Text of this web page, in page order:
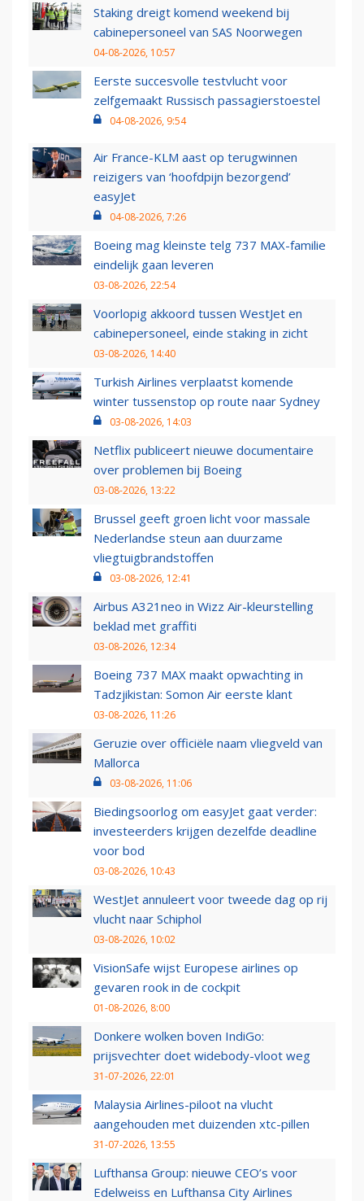
Staking dreigt komend weekend bij
cabinepersoneel van SAS Noorwegen
04-08-2026, 10:57
Eerste succesvolle testvlucht voor
zelfgemaakt Russisch passagierstoestel
04-08-2026, 9:54
Air France-KLM aast op terugwinnen
reizigers van ‘hoofdpijn bezorgend’
easyJet
04-08-2026, 7:26
Boeing mag kleinste telg 737 MAX-familie
eindelijk gaan leveren
03-08-2026, 22:54
Voorlopig akkoord tussen WestJet en
cabinepersoneel, einde staking in zicht
03-08-2026, 14:40
Turkish Airlines verplaatst komende
winter tussenstop op route naar Sydney
03-08-2026, 14:03
Netflix publiceert nieuwe documentaire
over problemen bij Boeing
03-08-2026, 13:22
Brussel geeft groen licht voor massale
Nederlandse steun aan duurzame
vliegtuigbrandstoffen
03-08-2026, 12:41
Airbus A321neo in Wizz Air-kleurstelling
beklad met graffiti
03-08-2026, 12:34
Boeing 737 MAX maakt opwachting in
Tadzjikistan: Somon Air eerste klant
03-08-2026, 11:26
Geruzie over officiële naam vliegveld van
Mallorca
03-08-2026, 11:06
Biedingsoorlog om easyJet gaat verder:
investeerders krijgen dezelfde deadline
voor bod
03-08-2026, 10:43
WestJet annuleert voor tweede dag op rij
vlucht naar Schiphol
03-08-2026, 10:02
VisionSafe wijst Europese airlines op
gevaren rook in de cockpit
01-08-2026, 8:00
Donkere wolken boven IndiGo:
prijsvechter doet widebody-vloot weg
31-07-2026, 22:01
Malaysia Airlines-piloot na vlucht
aangehouden met duizenden xtc-pillen
31-07-2026, 13:55
Lufthansa Group: nieuwe CEO’s voor
Edelweiss en Lufthansa City Airlines